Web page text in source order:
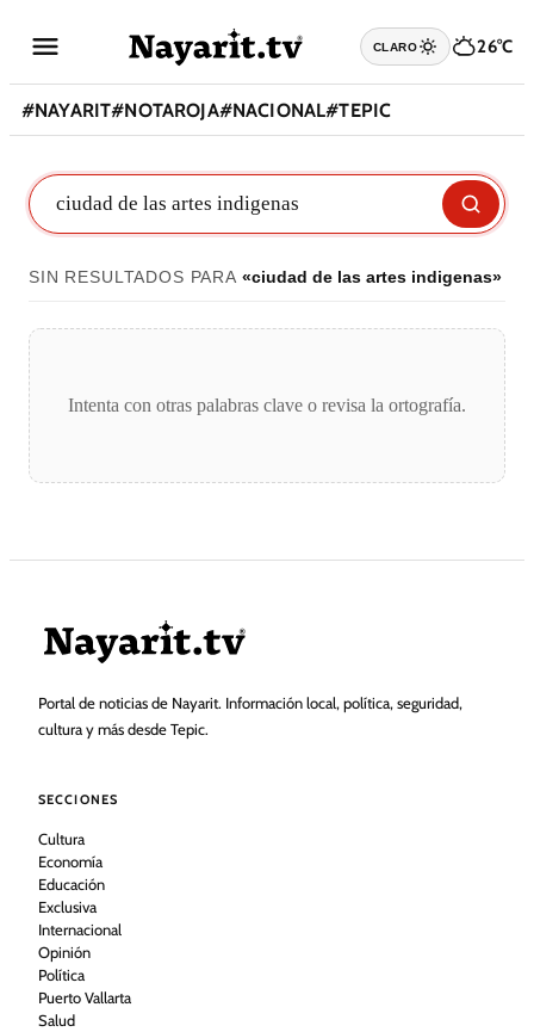
CLARO 26°C
#NAYARIT#NOTAROJA#NACIONAL#TEPIC
SIN RESULTADOS PARA «ciudad de las artes indigenas»
Intenta con otras palabras clave o revisa la ortografía.
Portal de noticias de Nayarit. Información local, política, seguridad,
cultura y más desde Tepic.
SECCIONES
Cultura
Economía
Educación
Exclusiva
Internacional
Opinión
Política
Puerto Vallarta
Salud